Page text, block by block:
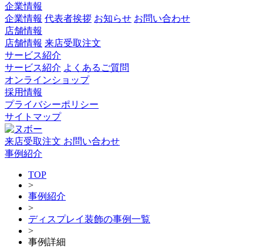
企業情報
企業情報 代表者挨拶 お知らせ お問い合わせ
店舗情報
店舗情報 来店受取注文
サービス紹介
サービス紹介 よくあるご質問
オンラインショップ
採用情報
プライバシーポリシー
サイトマップ
来店受取注文 お問い合わせ
事例紹介
TOP
>
事例紹介
>
ディスプレイ装飾の事例一覧
>
事例詳細